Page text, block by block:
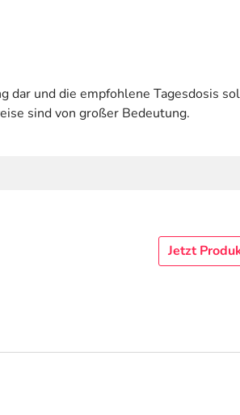
dar und die empfohlene Tagesdosis
sind von großer Bedeutung.
Jetzt